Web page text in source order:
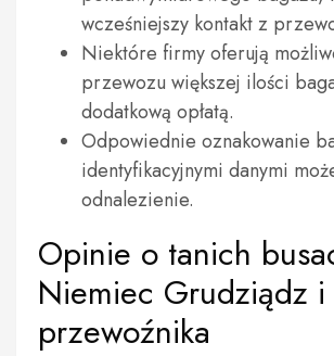
wcześniejszy kontakt z
Niektóre firmy oferują
przewozu większej ilości
dodatkową opłatą.
Odpowiednie oznakowanie
identyfikacyjnymi danymi
odnalezienie.
Opinie o tanich
Niemiec Grudziądz
przewoźnika